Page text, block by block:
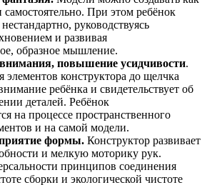
самостоятельно. При этом ребёнок
руководствуясь
и развивая
образное мышление.
повышение усидчивости.
элементов конструктора до щелчка
ребёнка и свидетельствует об
деталей. Ребёнок
на процессе пространственного
и на самой модели.
формы. Конструктор развивает
и мелкую моторику рук.
принципов соединения
сборки и экологической чистоте